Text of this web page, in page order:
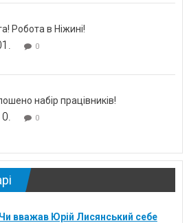
Робота в Ніжині!
0
набір працівників!
0
Чи вважав Юрій Лисянський себе